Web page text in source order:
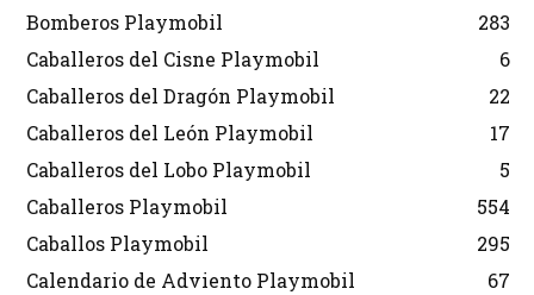
Bomberos Playmobil
283
Caballeros del Cisne Playmobil
6
Caballeros del Dragón Playmobil
22
Caballeros del León Playmobil
17
Caballeros del Lobo Playmobil
5
Caballeros Playmobil
554
Caballos Playmobil
295
Calendario de Adviento Playmobil
67